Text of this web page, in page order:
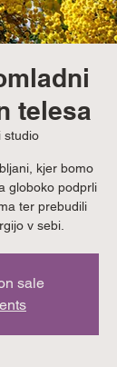
telesa
studio
kjer bomo
globoko podprli
ter prebudili
v sebi.
sale